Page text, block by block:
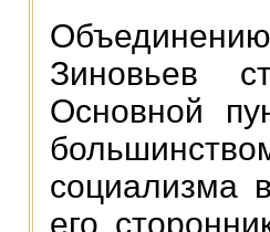
Зиновьев
Основной
социализма
его